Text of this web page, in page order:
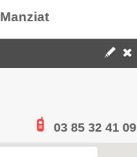
03 85 32 41 09